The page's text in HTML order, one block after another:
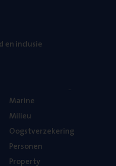
en inclusie
Mari­ne
Mili­eu
Oogst­ver­ze­ke­ring
Per­so­nen
Pro­per­ty